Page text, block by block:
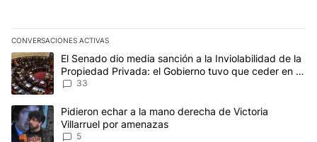
CONVERSACIONES ACTIVAS
Este listado muestra los artículos con más comentarios en los
Un artículo de tendencia con el título "El Senado dio media
El Senado dio media sanción a la Inviolabilidad de la
Propiedad Privada: el Gobierno tuvo que ceder en la
Ley del Manejo del Fuego
33
Un artículo de tendencia con el título "Pidieron echar a la mano
Pidieron echar a la mano derecha de Victoria
Villarruel por amenazas
5